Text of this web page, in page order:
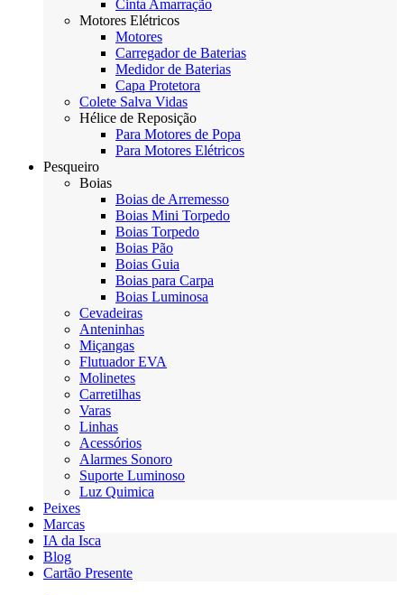
Cinta Amarração
Motores Elétricos
Motores
Carregador de Baterias
Medidor de Baterias
Capa Protetora
Colete Salva Vidas
Hélice de Reposição
Para Motores de Popa
Para Motores Elétricos
Pesqueiro
Boias
Boias de Arremesso
Boias Mini Torpedo
Boias Torpedo
Boias Pão
Boias Guia
Boias para Carpa
Boias Luminosa
Cevadeiras
Anteninhas
Miçangas
Flutuador EVA
Molinetes
Carretilhas
Varas
Linhas
Acessórios
Alarmes Sonoro
Suporte Luminoso
Luz Quimica
Peixes
Marcas
IA da Isca
Blog
Cartão Presente